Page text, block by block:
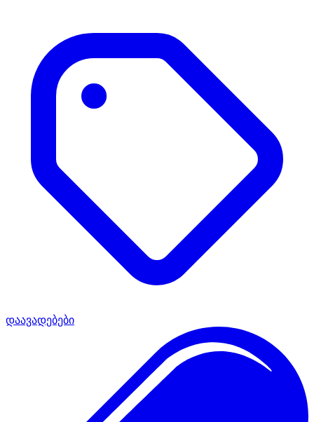
დაავადებები